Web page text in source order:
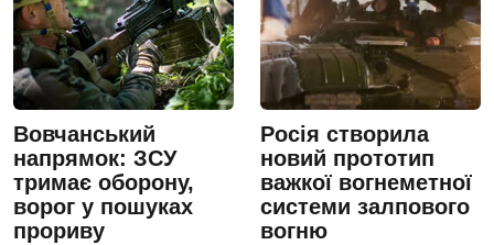
Вовчанський
напрямок: ЗСУ
тримає оборону,
ворог у пошуках
прориву
Росія створила
новий прототип
важкої вогнеметної
системи залпового
вогню